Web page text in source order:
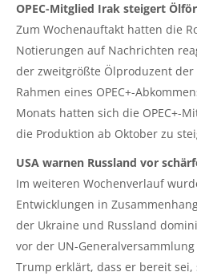
OPEC-Mitglied Irak steigert
Zum Wochenauftakt hatten die
Notierungen auf Nachrichten
der zweitgrößte Ölproduzent der
Rahmen eines OPEC+-
Monats hatten sich die OPEC+-
die Produktion ab Oktober zu
USA warnen Russland vor
Im weiteren Wochenverlauf
Entwicklungen in
der Ukraine und Russland
vor der UN-
Trump erklärt, dass er bereit